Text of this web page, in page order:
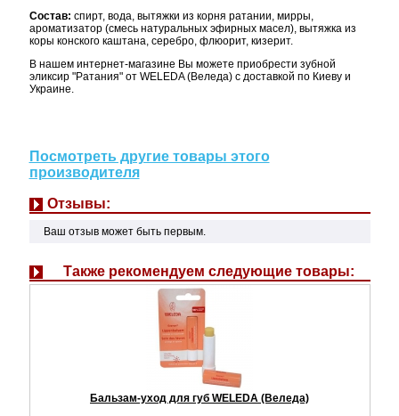
Состав: спирт, вода, вытяжки из корня ратании, мирры,
ароматизатор (смесь натуральных эфирных масел), вытяжка из
коры конского каштана, серебро, флюорит, кизерит.
В нашем интернет-магазине Вы можете приобрести зубной
эликсир "Ратания" от WELEDA (Веледа) с доставкой по Киеву и
Украине.
Посмотреть другие товары этого
производителя
Отзывы:
Ваш отзыв может быть первым.
Также рекомендуем следующие товары:
Бальзам-уход для губ WELEDA (Веледа)